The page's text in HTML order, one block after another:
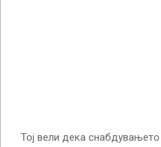
Тој вели дека